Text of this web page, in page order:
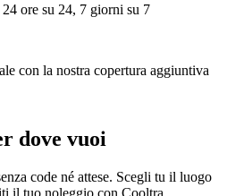
ore su 24, 7 giorni su 7
con la nostra copertura aggiuntiva
dove vuoi
code né attese. Scegli tu il luogo
il tuo noleggio con Cooltra